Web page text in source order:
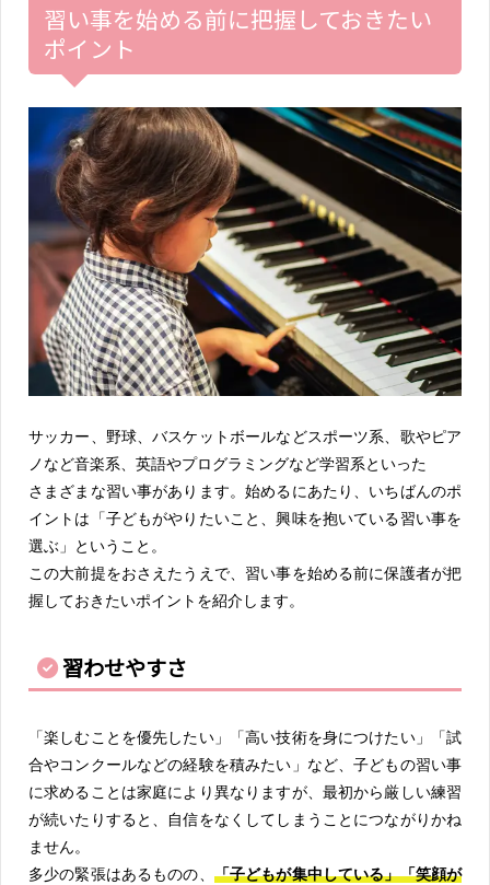
習い事を始める前に把握しておきたい
ポイント
サッカー、野球、バスケットボールなどスポーツ系、歌やピア
ノなど音楽系、英語やプログラミングなど学習系といった
さまざまな習い事があります。始めるにあたり、いちばんのポ
イントは「子どもがやりたいこと、興味を抱いている習い事を
選ぶ」ということ。
この大前提をおさえたうえで、習い事を始める前に保護者が把
握しておきたいポイントを紹介します。
習わせやすさ
「楽しむことを優先したい」「高い技術を身につけたい」「試
合やコンクールなどの経験を積みたい」など、子どもの習い事
に求めることは家庭により異なりますが、最初から厳しい練習
が続いたりすると、自信をなくしてしまうことにつながりかね
ません。
多少の緊張はあるものの、 「子どもが集中している」「笑顔が